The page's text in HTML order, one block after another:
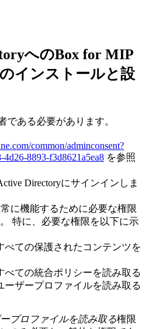
へのBox for MIP
インストールと設
である必要があります。
common/adminconsent?
8893-f3d8621a5ea8 を参照
Directoryにサインインしま
に機能するために必要な権限
特に、必要な権限を以下に示
べての保護されたコンテンツを
べての統合ポリシーを読み取る
ーザープロファイルを読み取る
プロファイルを読み取る権限